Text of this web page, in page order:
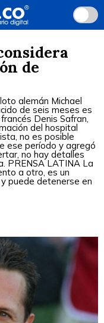
de
alemán Michael
de seis meses es
Denis Safran,
del hospital
no es posible
ese período y agregó
no hay detalles
PRENSA LATINA La
a otro, es un
puede detenerse en